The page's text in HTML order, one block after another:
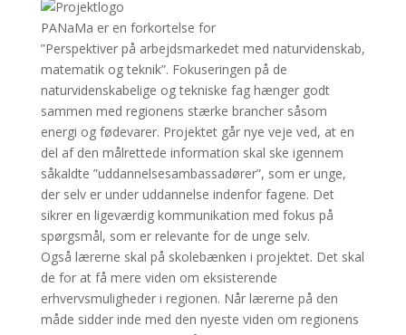
PANaMa er en forkortelse for
”Perspektiver på arbejdsmarkedet med naturvidenskab,
matematik og teknik”. Fokuseringen på de
naturvidenskabelige og tekniske fag hænger godt
sammen med regionens stærke brancher såsom
energi og fødevarer. Projektet går nye veje ved, at en
del af den målrettede information skal ske igennem
såkaldte ”uddannelsesambassadører”, som er unge,
der selv er under uddannelse indenfor fagene. Det
sikrer en ligeværdig kommunikation med fokus på
spørgsmål, som er relevante for de unge selv.
Også lærerne skal på skolebænken i projektet. Det skal
de for at få mere viden om eksisterende
erhvervsmuligheder i regionen. Når lærerne på den
måde sidder inde med den nyeste viden om regionens